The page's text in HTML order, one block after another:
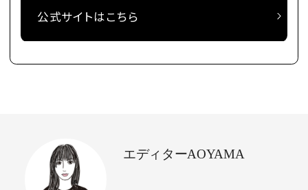
公式サイトはこちら
エディターAOYAMA